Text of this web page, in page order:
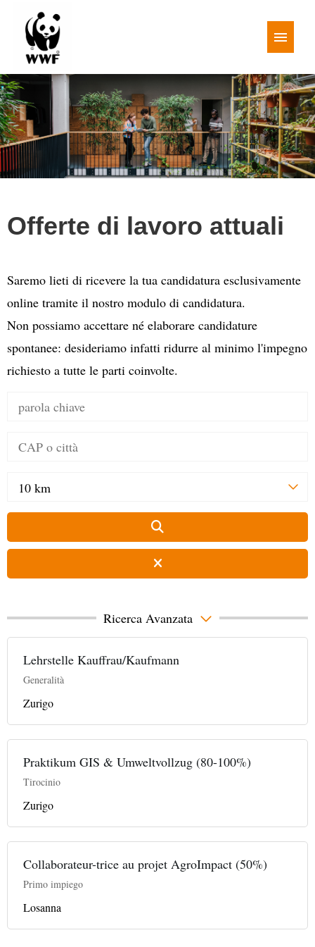
DE FR
Offerte di lavoro
Nostra cultura lavorativa
Offerte di lavoro attuali
Saremo lieti di ricevere la tua candidatura esclusivamente
online tramite il nostro modulo di candidatura.
Non possiamo accettare né elaborare candidature
spontanee: desideriamo infatti ridurre al minimo l'impegno
richiesto a tutte le parti coinvolte.
10 km
Ricerca Avanzata
Lehrstelle Kauffrau/Kaufmann
Generalità
Zurigo
Praktikum GIS & Umweltvollzug (80-100%)
Tirocinio
Zurigo
Collaborateur-trice au projet AgroImpact (50%)
Primo impiego
Losanna